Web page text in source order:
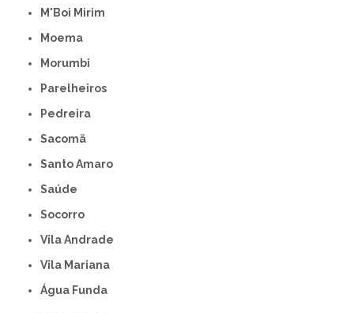
M'Boi Mirim
Moema
Morumbi
Parelheiros
Pedreira
Sacomã
Santo Amaro
Saúde
Socorro
Vila Andrade
Vila Mariana
Água Funda